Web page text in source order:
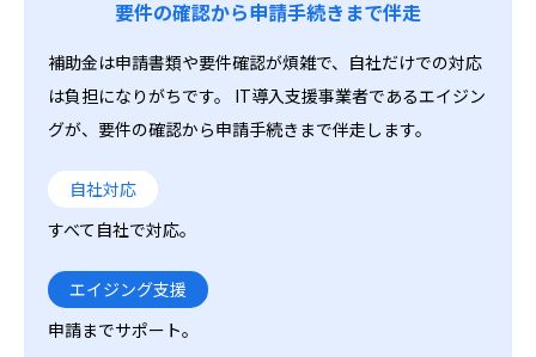
要件の確認から申請手続きまで伴走
補助金は申請書類や要件確認が煩雑で、自社だけでの対応
は負担になりがちです。 IT導入支援事業者であるエイジン
グが、要件の確認から申請手続きまで伴走します。
自社対応
すべて自社で対応。
エイジング支援
申請までサポート。